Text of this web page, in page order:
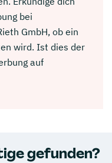
bei
GmbH, ob ein
wird. Ist dies der
auf
gefunden?